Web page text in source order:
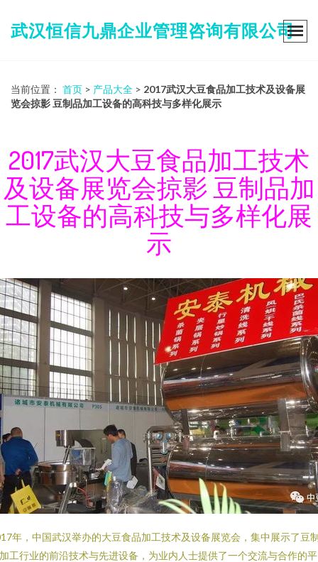
武汉恒信九鼎企业管理咨询有限公司
当前位置： 首页 > 产品大全 > 2017武汉大豆食品加工技术及设备展
览会掠影 豆制品加工设备的高科技与多样化展示
2017武汉大豆食品加工技术
及设备展览会掠影 豆制品加
工设备的高科技与多样化展
示
年，中国武汉举办的大豆食品加工技术及设备展览会，集中展示了豆
工行业的前沿技术与先进设备，为业内人士提供了一个交流与合作的平